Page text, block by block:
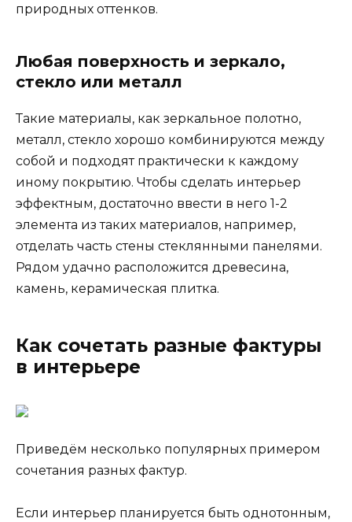
природных оттенков.
Любая поверхность и зеркало,
стекло или металл
Такие материалы, как зеркальное полотно,
металл, стекло хорошо комбинируются между
собой и подходят практически к каждому
иному покрытию. Чтобы сделать интерьер
эффектным, достаточно ввести в него 1-2
элемента из таких материалов, например,
отделать часть стены стеклянными панелями.
Рядом удачно расположится древесина,
камень, керамическая плитка.
Как сочетать разные фактуры
в интерьере
Приведём несколько популярных примером
сочетания разных фактур.
Если интерьер планируется быть однотонным,